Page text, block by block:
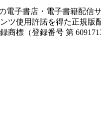
電子書店・電子書籍配信
ツ使用許諾を得た正規版
商標（登録番号 第